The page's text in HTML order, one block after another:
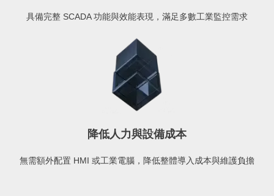
具備完整 SCADA 功能與效能表現，滿足多數工業監控需求
降低人力與設備成本
無需額外配置 HMI 或工業電腦，降低整體導入成本與維護負擔